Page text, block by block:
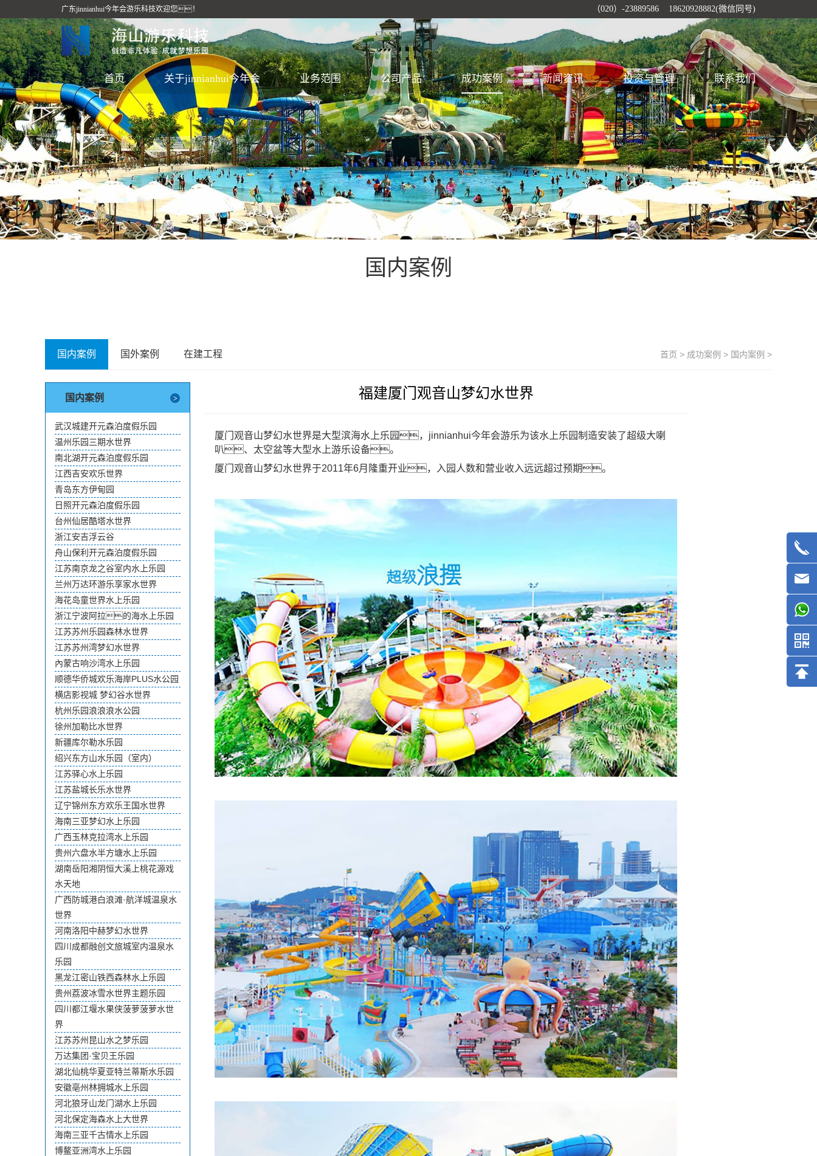
广东jinnianhui今年会游乐科技欢迎您！ （020）-23889586 18620928882(微信同号)
首页 关于jinnianhui今年会 业务范围 公司产品 成功案例 新闻资讯 投资与管理 联系我们
国内案例
首页 > 成功案例 > 国内案例 >
国内案例 国外案例 在建工程
国内案例
武汉城建开元森泊度假乐园
温州乐园三期水世界
南北湖开元森泊度假乐园
江西吉安欢乐世界
青岛东方伊甸园
日照开元森泊度假乐园
台州仙居酷塔水世界
浙江安吉浮云谷
舟山保利开元森泊度假乐园
江苏南京龙之谷室内水上乐园
兰州万达环游乐享家水世界
海花岛童世界水上乐园
浙江宁波阿拉的海水上乐园
江苏苏州乐园森林水世界
江苏苏州湾梦幻水世界
內蒙古响沙湾水上乐园
顺德华侨城欢乐海岸PLUS水公园
横店影视城 梦幻谷水世界
杭州乐园浪浪浪水公园
徐州加勒比水世界
新疆库尔勒水乐园
绍兴东方山水乐园（室内）
江苏驿心水上乐园
江苏盐城长乐水世界
辽宁锦州东方欢乐王国水世界
海南三亚梦幻水上乐园
广西玉林克拉湾水上乐园
贵州六盘水半方塘水上乐园
湖南岳阳湘阴恒大溪上桃花源戏
水天地
广西防城港白浪滩·航洋城温泉水
世界
河南洛阳中赫梦幻水世界
四川成都融创文旅城室内温泉水
乐园
黑龙江密山铁西森林水上乐园
贵州荔波冰雪水世界主题乐园
四川都江堰水果侠菠萝菠萝水世
界
江苏苏州昆山水之梦乐园
万达集团·宝贝王乐园
湖北仙桃华夏亚特兰蒂斯水乐园
安徽亳州林拥城水上乐园
河北狼牙山龙门湖水上乐园
河北保定海森水上大世界
海南三亚千古情水上乐园
博鳌亚洲湾水上乐园
福建厦门观音山梦幻水世界
厦门观音山梦幻水世界是大型滨海水上乐园，jinnianhui今年会游乐为该水上乐园制造安装了超级大喇
叭、太空盆等大型水上游乐设备。
厦门观音山梦幻水世界于2011年6月隆重开业，入园人数和营业收入远远超过预期。